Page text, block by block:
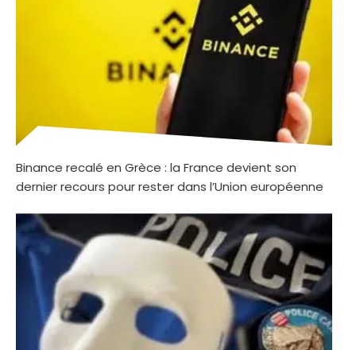
Binance recalé en Grèce : la France devient son
dernier recours pour rester dans l’Union européenne